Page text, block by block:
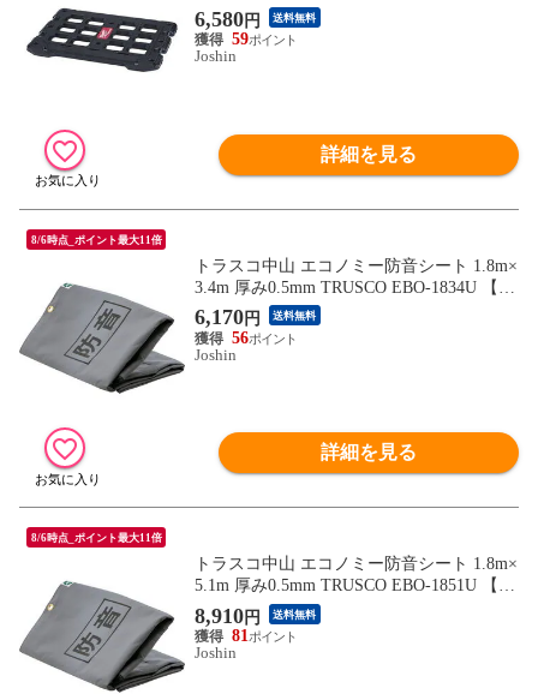
B】
6,580円 送料無料
59
Joshin
詳細を見る
8/6時点_ポイント最大11倍
トラスコ中山 エコノミー防音シート 1.8m×
3.4m 厚み0.5mm TRUSCO EBO-1834U 【返
品種別B】
6,170円 送料無料
56
Joshin
詳細を見る
8/6時点_ポイント最大11倍
トラスコ中山 エコノミー防音シート 1.8m×
5.1m 厚み0.5mm TRUSCO EBO-1851U 【返
品種別B】
8,910円 送料無料
81
Joshin